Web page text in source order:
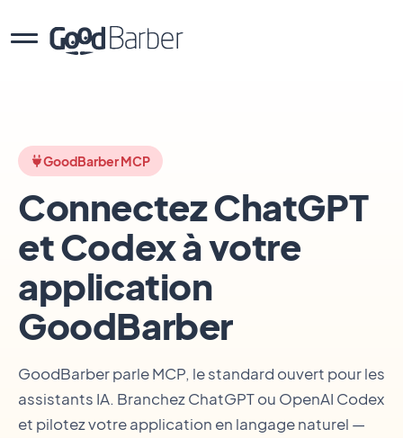
GoodBarber MCP
Connectez ChatGPT
et Codex à votre
application
GoodBarber
GoodBarber parle MCP, le standard ouvert pour les
assistants IA. Branchez ChatGPT ou OpenAI Codex
et pilotez votre application en langage naturel —